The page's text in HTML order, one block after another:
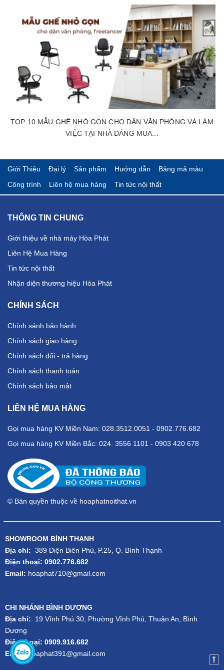
TOP 10 MẪU GHẾ NHỎ GỌN CHO DÂN VĂN PHÒNG VÀ LÀM
VIỆC TẠI NHÀ ĐÁNG MUA...
Giới Thiệu Đại lý Sản phẩm Hướng dẫn
Bảng mã màu
Công trình
Liên hệ mua hàng Tin tức nội thất
THÔNG TIN CHUNG
Giới thiệu về nhà máy Hòa Phát
Liên Hệ Mua Hàng
Tin tức nội thất
Nhận diện thương hiệu Hòa Phát
CHÍNH SÁCH
Chính sánh bảo hành
Chính sách giao hàng
Chính sách đổi - trả hàng
Chính sách thanh toán
Chính sách bảo mật
LIÊN HỆ MUA HÀNG
Gọi mua hàng KV Miền Nam: 028.3512.0051 - 0902.776.682
Gọi mua hàng KV Miền Bắc: 024. 3556 1101 - 0903 420 678
© Bản quyền thuộc về hoaphatnoithat.vn
SHOWROOM BÌNH THẠNH
Địa chỉ: 389 Điện Biên Phủ, P.25, Q. Bình Thạnh
Điện thoại: 0902.776.682
Email: hoaphat710@gmail.com
CHI NHÁNH BÌNH DƯƠNG
Địa chỉ: 19 Vĩnh Phú 30, Phường Vĩnh Phú, Thuận An, Bình
Dương
Điện thoại: 0909.916.682
Email:hoaphat391@gmail.com